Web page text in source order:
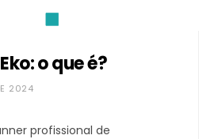
o que é?
2024
profissional de